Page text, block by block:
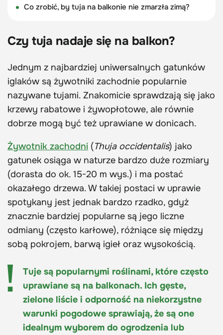
Co zrobić, by tuja na balkonie nie zmarzła zimą?
Czy tuja nadaje się na balkon?
Jednym z najbardziej uniwersalnych gatunków
iglaków są żywotniki zachodnie popularnie
nazywane tujami. Znakomicie sprawdzają się jako
krzewy rabatowe i żywopłotowe, ale równie
dobrze mogą być też uprawiane w donicach.
Żywotnik zachodni (Thuja occidentalis) jako
gatunek osiąga w naturze bardzo duże rozmiary
(dorasta do ok. 15-20 m wys.) i ma postać
okazałego drzewa. W takiej postaci w uprawie
spotykany jest jednak bardzo rzadko, gdyż
znacznie bardziej popularne są jego liczne
odmiany (często karłowe), różniące się między
sobą pokrojem, barwą igieł oraz wysokością.
Tuje są popularnymi roślinami, które często
uprawiane są na balkonach. Ich gęste,
zielone liście i odporność na niekorzystne
warunki pogodowe sprawiają, że są one
idealnym wyborem do ogrodzenia lub